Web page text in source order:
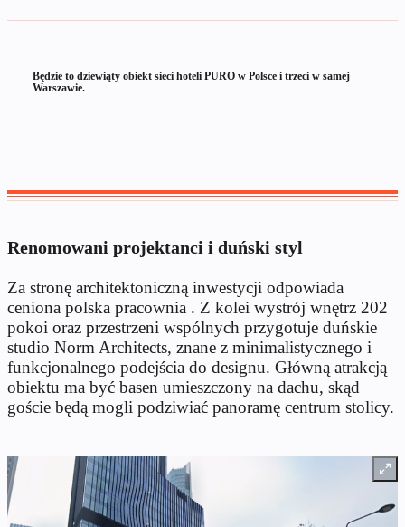
Będzie to dziewiąty obiekt sieci hoteli PURO w Polsce i trzeci w samej
Warszawie.
Renomowani projektanci i duński styl
Za stronę architektoniczną inwestycji odpowiada
ceniona polska pracownia . Z kolei wystrój wnętrz 202
pokoi oraz przestrzeni wspólnych przygotuje duńskie
studio Norm Architects, znane z minimalistycznego i
funkcjonalnego podejścia do designu. Główną atrakcją
obiektu ma być basen umieszczony na dachu, skąd
goście będą mogli podziwiać panoramę centrum stolicy.